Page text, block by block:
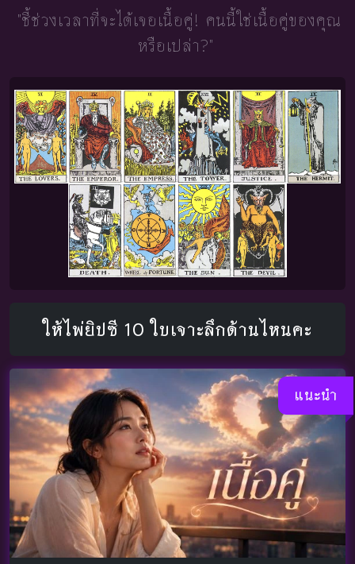
"ชี้ช่วงเวลาที่จะได้เจอเนื้อคู่! คนนี้ใช่เนื้อคู่ของคุณ
หรือเปล่า?"
ให้ไพ่ยิปซี 10 ใบเจาะลึกด้านไหนคะ
แนะนำ